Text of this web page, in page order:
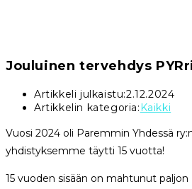
Jouluinen tervehdys
Artikkeli julkaistu:2.12.2024
Artikkelin kategoria: Kaikki
Vuosi 2024 oli Paremmin Yhdessä
yhdistyksemme täytti 15 vuotta!
15 vuoden sisään on mahtunut